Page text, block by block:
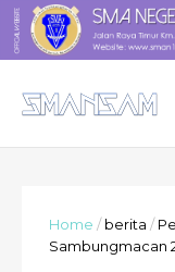
Home / berita /
Sambungmacan